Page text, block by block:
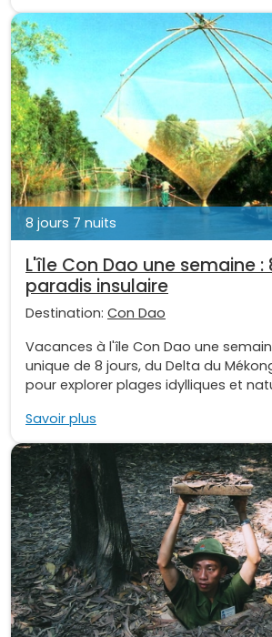
8 jours 7 nuits
L'île Con Dao une semaine :
paradis insulaire
Destination: Con Dao
Vacances à l'île Con Dao une
unique de 8 jours, du Delta du
pour explorer plages idylliques et
Savoir plus